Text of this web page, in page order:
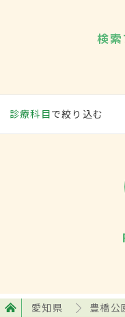
検索
診療科目で絞り込む
愛知県 豊橋公